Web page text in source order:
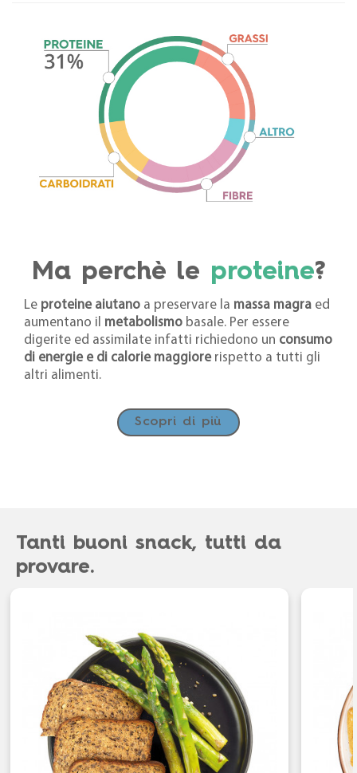
Ma perchè le proteine?
Le proteine aiutano a preservare la massa magra ed
aumentano il metabolismo basale. Per essere
digerite ed assimilate infatti richiedono un consumo
di energie e di calorie maggiorerispetto a tutti gli
altri alimenti.
Scopri di più
Tanti buoni snack, tutti da
provare.